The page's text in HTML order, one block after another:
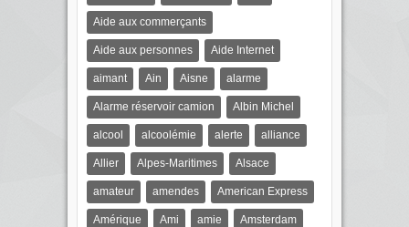
Aide aux commerçants
Aide aux personnes Aide Internet
aimant Ain Aisne alarme
Alarme réservoir camion Albin Michel
alcool alcoolémie alerte alliance
Allier Alpes-Maritimes Alsace
amateur amendes American Express
Amérique Ami amie Amsterdam